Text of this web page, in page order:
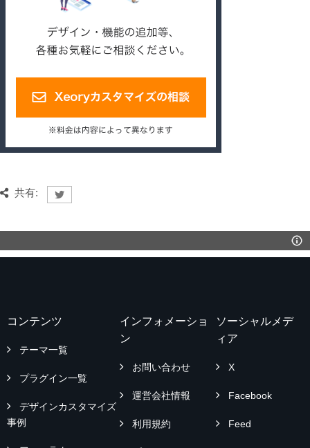
共有:
コンテンツ
テーマ一覧
プラグイン一覧
デザインカスタマイズ
事例
インフォメーショ
ン
お問い合わせ
運営会社情報
利用規約
ソーシャルメデ
ィア
X
Facebook
Feed